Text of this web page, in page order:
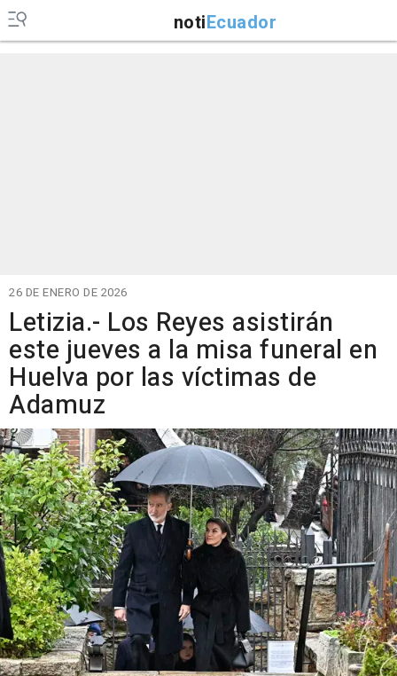
notiEcuador
26 DE ENERO DE 2026
Letizia.- Los Reyes asistirán
este jueves a la misa funeral en
Huelva por las víctimas de
Adamuz